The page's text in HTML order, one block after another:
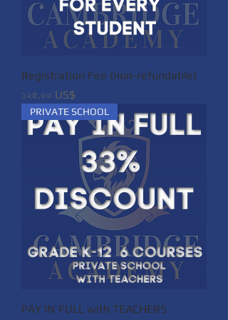
Registration Fee (non-refundable)
Price
১২৫.০০ US$
PRIVATE SCHOOL
PAY IN FULL with TEACHERS